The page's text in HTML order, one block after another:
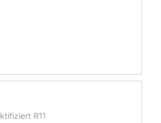
R11